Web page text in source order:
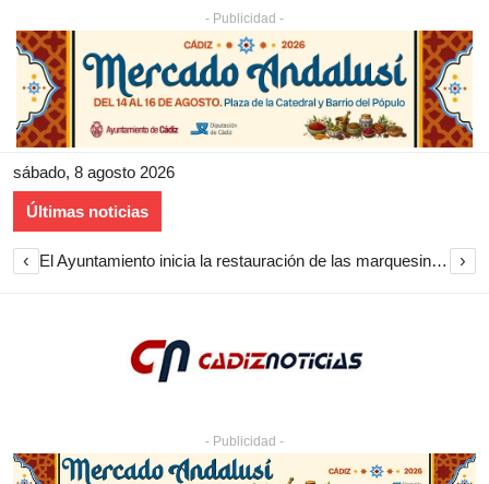
- Publicidad -
sábado, 8 agosto 2026
Últimas noticias
‹ El Ayuntamiento inicia la restauración de las marquesinas de Plaza Esteve para volver a instalarlas en el centro de Jerez ›
- Publicidad -